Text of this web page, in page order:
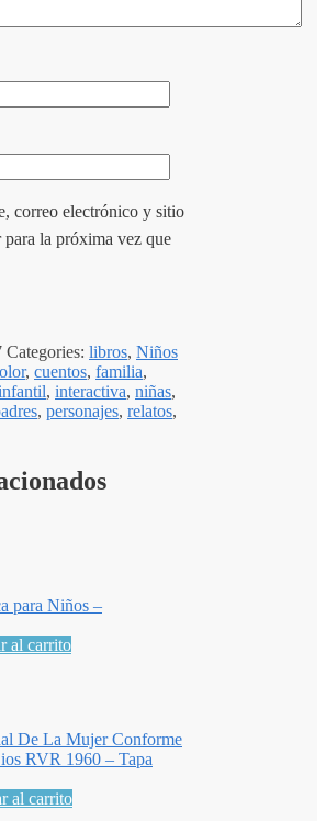
correo electrónico y sitio
para la próxima vez que
Categories: libros, Niños
, cuentos, familia,
, interactiva, niñas,
, personajes, relatos,
para Niños –
al carrito
De La Mujer Conforme
RVR 1960 – Tapa
al carrito